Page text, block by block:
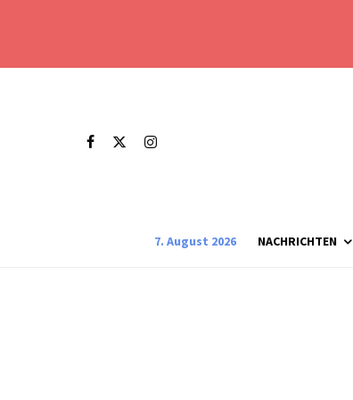
7. August 2026 NACHRICHTEN